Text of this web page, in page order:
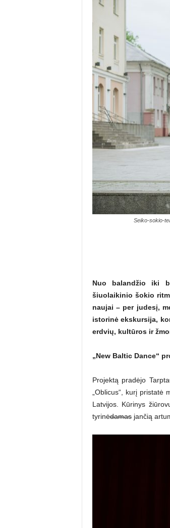
Seiko-sokio-
Nuo balandžio iki
šiuolaikinio šokio
naujai – per judesį,
istorinė ekskursija,
erdvių, kultūros irž
„New Baltic Dance“
Projektą pradėjo
„Oblicus“, kurį pristatė
Latvijos. Kūrinys
tyrinėdamasjančią